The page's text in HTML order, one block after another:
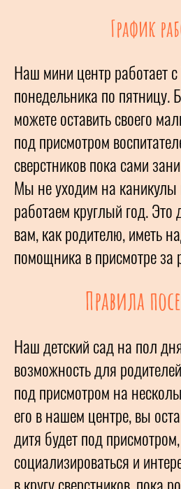
График
Наш мини центр работает
понедельника по пятницу.
можете оставить своего
под присмотром
сверстников пока сами
Мы не уходим на каникулы
работаем круглый год. Это
вам, как родителю, иметь
помощника в присмотре за
Правила
Наш детский сад на пол
возможность для
под присмотром на
его в нашем центре, вы
дитя будет под
социализироваться и